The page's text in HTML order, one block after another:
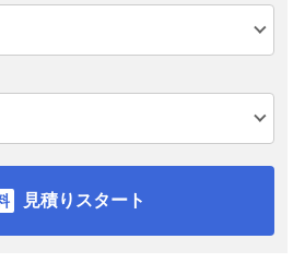
見積りスタート